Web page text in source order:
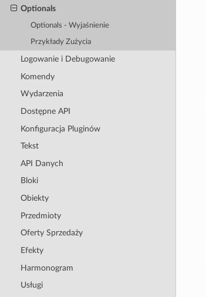
Optionals
Optionals - Wyjaśnienie
Przykłady Zużycia
Logowanie i Debugowanie
Komendy
Wydarzenia
Dostępne API
Konfiguracja Pluginów
Tekst
API Danych
Bloki
Obiekty
Przedmioty
Oferty Sprzedaży
Efekty
Harmonogram
Usługi